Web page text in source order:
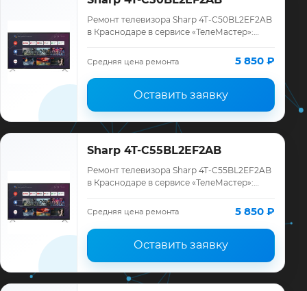
Ремонт телевизора Sharp 4T-C50BL2EF2AB
в Краснодаре в сервисе «ТелеМастер»:
ремонта, запчасти и гарантия до 12
месяцев.
Средняя цена ремонта 5 850 ₽
Оставить заявку
Sharp 4T-C55BL2EF2AB
Ремонт телевизора Sharp 4T-C55BL2EF2AB
в Краснодаре в сервисе «ТелеМастер»:
ремонта, запчасти и гарантия до 12
Средняя цена ремонта 5 850 ₽
Оставить заявку